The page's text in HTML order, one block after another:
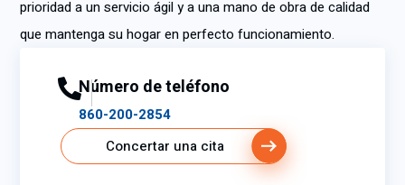
prioridad a un servicio ágil y a una mano de obra de calidad
que mantenga su hogar en perfecto funcionamiento.
Número de teléfono
860-200-2854
Concertar una cita